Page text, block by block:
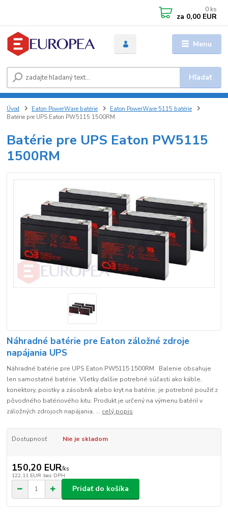
Menu
Hľadať
0 ks
za 0,00 EUR
Úvod Eaton PowerWare batérie
Eaton PowerWare 5115 batérie
Batérie pre UPS Eaton PW5115 1500RM
Batérie pre UPS Eaton PW5115
1500RM
Náhradné batérie pre Eaton záložné zdroje
napájania UPS
Náhradné batérie pre UPS Eaton PW5115 1500RM Balenie obsahuje
len samostatné batérie. Všetky ďalšie potrebné súčasti ako káble,
konektory, poistky a zásobník alebo kryt na batérie, je potrebné použiť z
pôvodného batériového kitu. Produkt je určený na výmenu batérií v
záložných zdrojoch napájania, ... celý popis
Dostupnosť Nie je skladom
150,20 EUR/ks
122,11 EUR bez DPH
Pridať do košíka